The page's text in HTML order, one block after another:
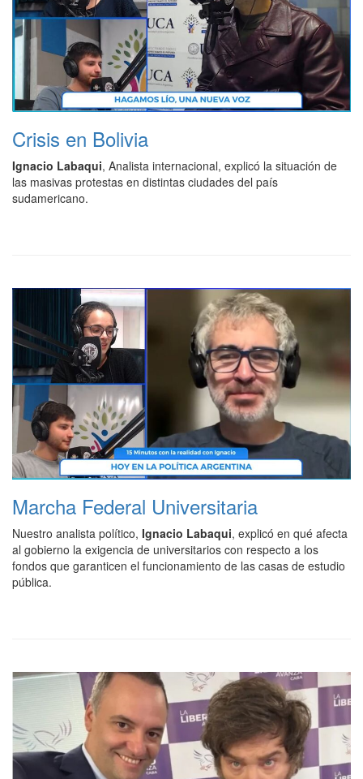
Crisis en Bolivia
Ignacio Labaqui, Analista internacional, explicó la situación de
las masivas protestas en distintas ciudades del país
sudamericano.
Marcha Federal Universitaria
Nuestro analista político, Ignacio Labaqui, explicó en qué afecta
al gobierno la exigencia de universitarios con respecto a los
fondos que garanticen el funcionamiento de las casas de estudio
pública.